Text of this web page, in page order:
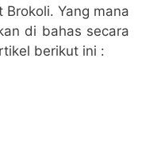
Yang mana
di bahas secara
berikut ini :